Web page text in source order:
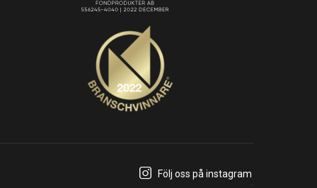
Följ oss på instagram